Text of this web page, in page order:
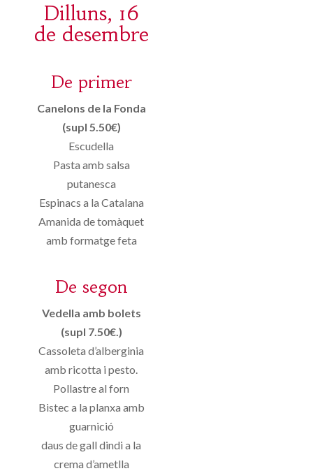
Dilluns, 16
de desembre
De primer
Canelons de la Fonda
(supl 5.50€)
Escudella
Pasta amb salsa
putanesca
Espinacs a la Catalana
Amanida de tomàquet
amb formatge feta
De segon
Vedella amb bolets
(supl 7.50€.)
Cassoleta d’alberginia
amb ricotta i pesto.
Pollastre al forn
Bistec a la planxa amb
guarnició
daus de gall dindi a la
crema d’ametlla